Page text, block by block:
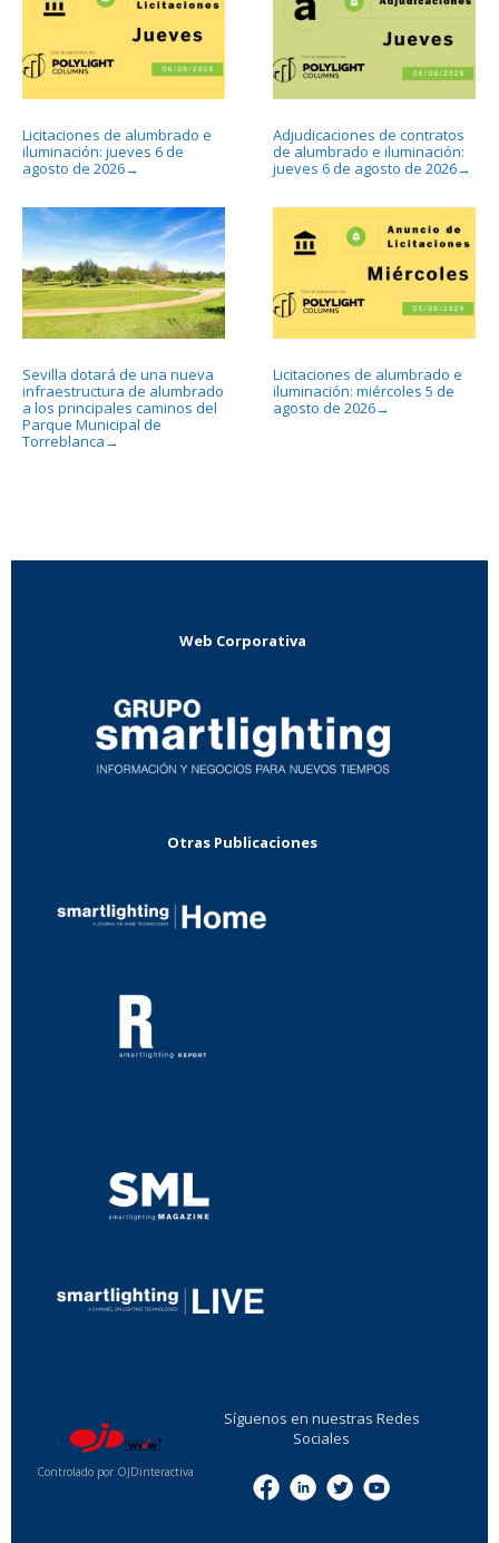
Licitaciones de alumbrado e
iluminación: jueves 6 de
agosto de 2026→
Adjudicaciones de contratos
de alumbrado e iluminación:
jueves 6 de agosto de 2026→
Sevilla dotará de una nueva
infraestructura de alumbrado
a los principales caminos del
Parque Municipal de
Torreblanca →
Licitaciones de alumbrado e
iluminación: miércoles 5 de
agosto de 2026→
Web Corporativa
Otras Publicaciones
Controlado por OJDinteractiva
Síguenos en nuestras Redes
Sociales